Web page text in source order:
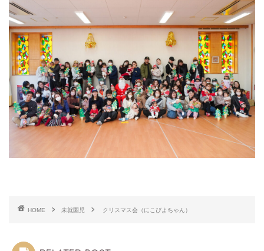
HOME 未就園児 クリスマス会（にこぴよちゃん）